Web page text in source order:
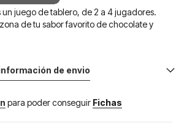
juego de tablero, de 2 a 4 jugadores.
de tu sabor favorito de chocolate y
de envio
para poder conseguir Fichas